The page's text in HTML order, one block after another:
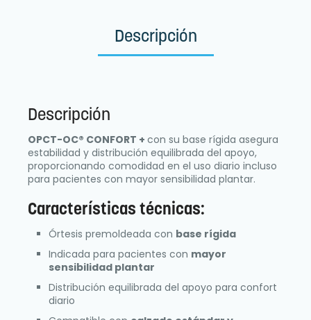
Descripción
Descripción
OPCT-OC® CONFORT + con su base rígida asegura
estabilidad y distribución equilibrada del apoyo,
proporcionando comodidad en el uso diario incluso
para pacientes con mayor sensibilidad plantar.
Características técnicas:
Órtesis premoldeada con base rígida
Indicada para pacientes con mayor
sensibilidad plantar
Distribución equilibrada del apoyo para confort
diario